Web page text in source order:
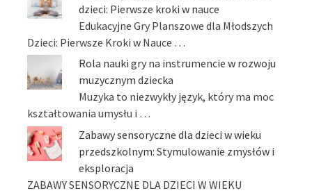
dzieci: Pierwsze kroki w nauce
Edukacyjne Gry Planszowe dla Młodszych
Dzieci: Pierwsze Kroki w Nauce …
Rola nauki gry na instrumencie w rozwoju
muzycznym dziecka
Muzyka to niezwykły język, który ma moc
kształtowania umysłu i …
Zabawy sensoryczne dla dzieci w wieku
przedszkolnym: Stymulowanie zmysłów i
eksploracja
ZABAWY SENSORYCZNE DLA DZIECI W WIEKU